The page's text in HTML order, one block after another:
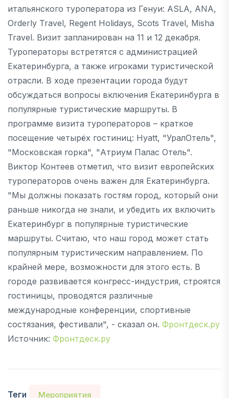
итальянского туроператора из Генуи: ASLA, ANA,
Orderly Travel, Regent Holidays, Scots Travel, Misha
Travel. Визит запланирован на 11 и 12 декабря.
Туроператоры встретятся с администрацией
Екатеринбурга, а также игроками туристической
отрасли. В ходе презентации города будут
обсуждаться вопросы включения Екатеринбурга в
популярные туристические маршруты. В
программе визита туроператоров – краткое
посещение четырёх гостиниц: Hyatt, "УралОтель",
"Московская горка", "Атриум Палас Отель".
Виктор Контеев отметил, что визит европейских
туроператоров очень важен для Екатеринбурга.
"Мы должны показать гостям город, который они
раньше никогда не знали, и убедить их включить
Екатеринбург в популярные туристические
маршруты. Считаю, что наш город может стать
популярным туристическим направлением. По
крайней мере, возможности для этого есть. В
городе развивается конгресс-индустрия, строятся
гостиницы, проводятся различные
международные конференции, спортивные
состязания, фестивали", - сказал он. Фронтдеск.ру
Источник: Фронтдеск.ру
Теги Мероприятия